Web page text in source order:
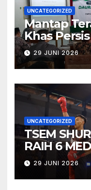
UNCATEGORIZED
Mantap
Khas
Baru,
PERSIS
Training of
29 JUNI 2026
UNCATEGORIZED
TSEM
RAIH 6
MEDALI
TARUNG
HONOR”
29 JUNI 2026